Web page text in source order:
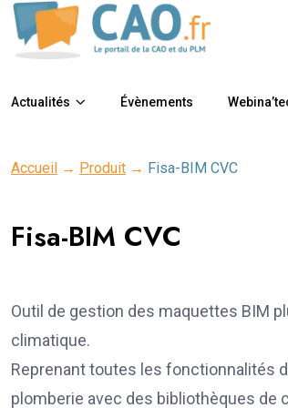
Actualités Évènements
Accueil → Produit → Fisa-BIM CVC
Fisa-BIM CVC
Outil de gestion des maquettes BIM
climatique.
Reprenant toutes les fonctionnalités
plomberie avec des bibliothèques de